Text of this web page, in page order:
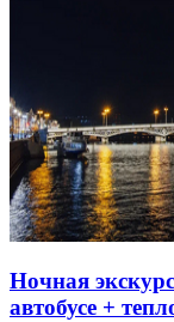
Ночная
автобусе +